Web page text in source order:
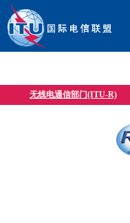
无线电通信部门(ITU-R)